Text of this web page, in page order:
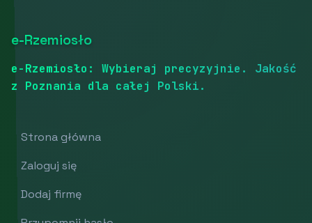
e-Rzemiosło
e-Rzemiosło: Wybieraj precyzyjnie. Jakość
z Poznania dla całej Polski.
Strona główna
Zaloguj się
Dodaj firmę